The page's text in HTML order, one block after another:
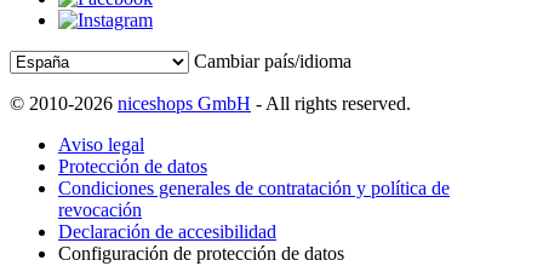
Cambiar país/idioma
© 2010-2026 niceshops GmbH - All rights reserved.
Aviso legal
Protección de datos
Condiciones generales de contratación y política de
revocación
Declaración de accesibilidad
Configuración de protección de datos